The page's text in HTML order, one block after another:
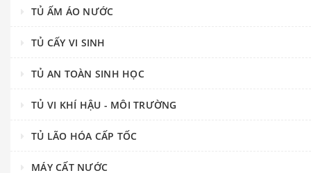
TỦ ẤM ÁO NƯỚC
TỦ CẤY VI SINH
TỦ AN TOÀN SINH HỌC
TỦ VI KHÍ HẬU - MÔI TRƯỜNG
TỦ LÃO HÓA CẤP TỐC
MÁY CẤT NƯỚC